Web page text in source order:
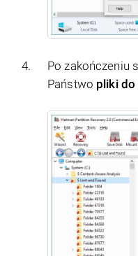
Po zakończeniu
Państwo pliki do